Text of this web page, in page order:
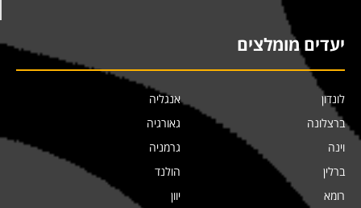
יעדים מומלצים
לונדון
ברצלונה
וינה
ברלין
רומא
אנגליה
גאורגיה
גרמניה
הולנד
יוון